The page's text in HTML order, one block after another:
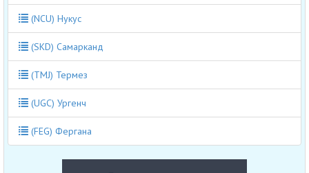
(NCU) Нукус
(SKD) Самарканд
(TMJ) Термез
(UGC) Ургенч
(FEG) Фергана